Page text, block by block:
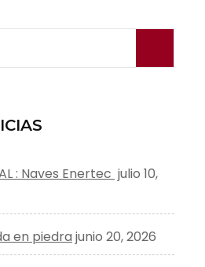
: Naves Enertec julio 10,
en piedra junio 20, 2026